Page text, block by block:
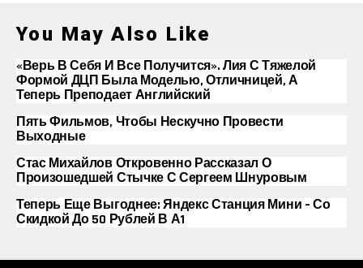
You May Also Like
«Верь В Себя И Все Получится». Лия С Тяжелой
Формой ДЦП Была Моделью, Отличницей, А
Теперь Преподает Английский
Пять Фильмов, Чтобы Нескучно Провести
Выходные
Стас Михайлов Откровенно Рассказал О
Произошедшей Стычке С Сергеем Шнуровым
Теперь Еще Выгоднее: Яндекс Станция Мини – Со
Скидкой До 50 Рублей В А1